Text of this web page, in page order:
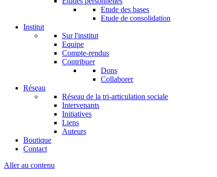
Etude des bases
Etude de consolidation
Institut
Sur l'institut
Equipe
Compte-rendus
Contribuer
Dons
Collaborer
Réseau
Réseau de la tri-articulation sociale
Intervenants
Initiatives
Liens
Auteurs
Boutique
Contact
Aller au contenu